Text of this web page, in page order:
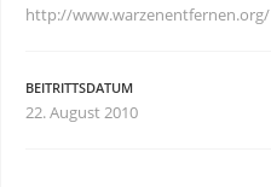
http://www.warzenentfernen.org/
BEITRITTSDATUM
22. August 2010